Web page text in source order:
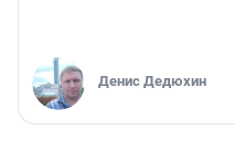
Денис Дедюхин